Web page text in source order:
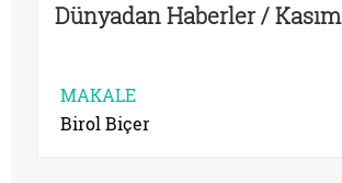
Dünyadan Haberler / Kasım
MAKALE
Birol Biçer